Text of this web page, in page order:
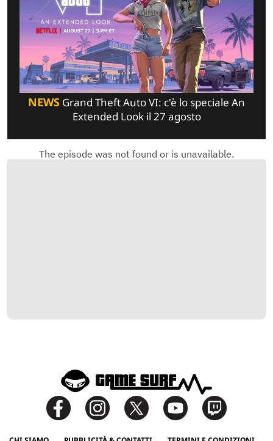
NEWS Grand Theft Auto VI: c'è lo speciale An
Extended Look il 27 agosto